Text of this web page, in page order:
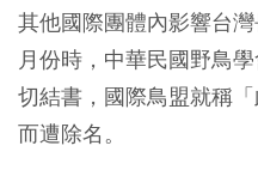
其他國際團體內影響台
月份時，中華民國野鳥
切結書，國際鳥盟就稱
而遭除名。